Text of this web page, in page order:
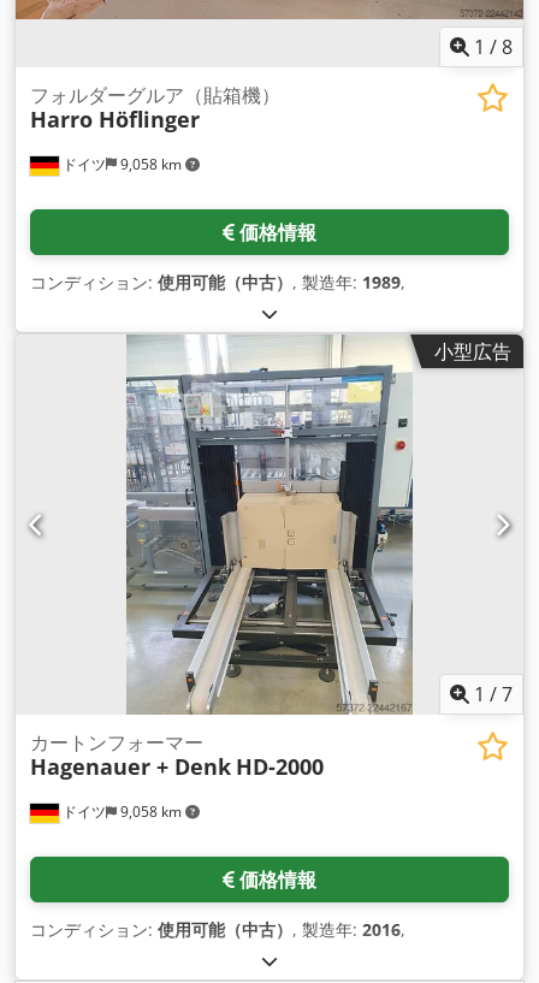
1 /8
ドイツ 9,058 km
フォルダーグルア（貼箱機）
Harro Höflinger
価格情報
コンディション: 使用可能（中古） , 製造年: 1989,
小型広告
1 /7
ドイツ 9,058 km
カートンフォーマー
Hagenauer + Denk HD-2000
価格情報
コンディション: 使用可能（中古） , 製造年: 2016,